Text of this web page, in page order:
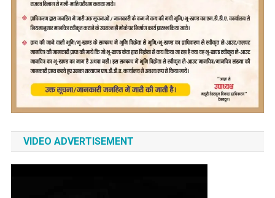
VIDEO ADVERTISEMENT